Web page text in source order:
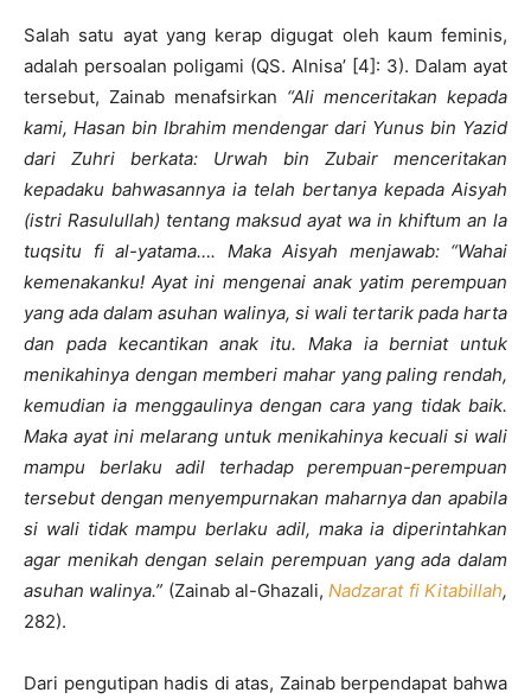
Salah satu ayat yang kerap digugat oleh kaum feminis,
adalah persoalan poligami (QS. Alnisa’ [4]: 3). Dalam ayat
tersebut, Zainab menafsirkan “Ali menceritakan kepada
kami, Hasan bin Ibrahim mendengar dari Yunus bin Yazid
dari Zuhri berkata: Urwah bin Zubair menceritakan
kepadaku bahwasannya ia telah bertanya kepada Aisyah
(istri Rasulullah) tentang maksud ayat wa in khiftum an la
tuqsitu fi al-yatama…. Maka Aisyah menjawab: “Wahai
kemenakanku! Ayat ini mengenai anak yatim perempuan
yang ada dalam asuhan walinya, si wali tertarik pada harta
dan pada kecantikan anak itu. Maka ia berniat untuk
menikahinya dengan memberi mahar yang paling rendah,
kemudian ia menggaulinya dengan cara yang tidak baik.
Maka ayat ini melarang untuk menikahinya kecuali si wali
mampu berlaku adil terhadap perempuan-perempuan
tersebut dengan menyempurnakan maharnya dan apabila
si wali tidak mampu berlaku adil, maka ia diperintahkan
agar menikah dengan selain perempuan yang ada dalam
asuhan walinya.” (Zainab al-Ghazali,Nadzarat fi Kitabillah,
282).
Dari pengutipan hadis di atas, Zainab berpendapat bahwa